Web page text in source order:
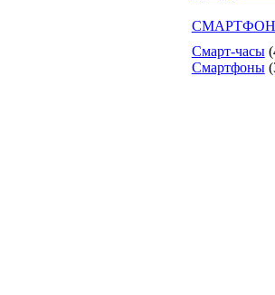
Смарт-часы
Смартфоны